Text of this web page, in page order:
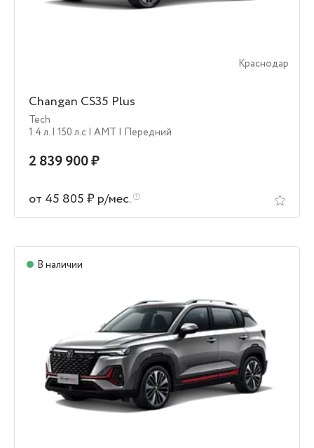
Краснодар
Changan CS35 Plus
Tech
1.4 л. | 150 л.c | AMT | Передний
2 839 900 ₽
от 45 805 ₽ р/мес.
В наличии